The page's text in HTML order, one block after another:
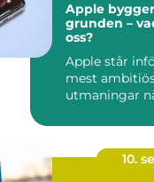
Apple
grunden –
oss?
Apple står
mest
utmaningar
10.